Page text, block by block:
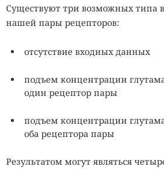
Существуют три возможных типа
нашей пары рецепторов:
отсутствие входных данных
подъем концентрации
один рецептор пары
подъем концентрации
оба рецептора пары
Результатом могут являться